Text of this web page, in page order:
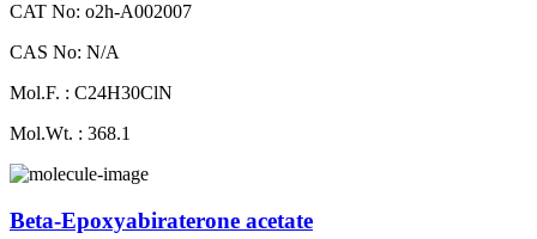
CAT No: o2h-A002007
CAS No: N/A
Mol.F. : C24H30ClN
Mol.Wt. : 368.1
Beta-Epoxyabiraterone acetate